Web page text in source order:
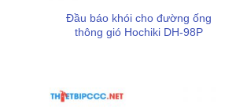
Đầu báo khói cho đường ống
thông gió Hochiki DH-98P